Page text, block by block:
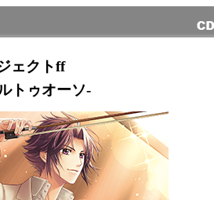
ェクトff
トゥオーソ-